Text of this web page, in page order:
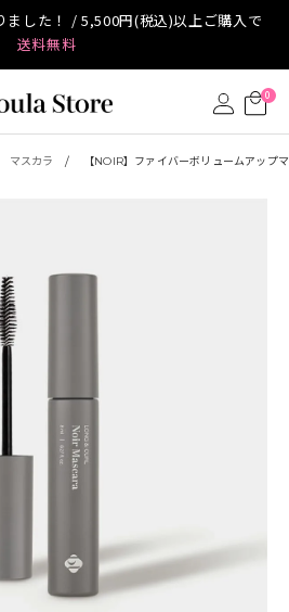
ました！ / 5,500円(税込)以上ご購入で
送料無料
0
マスカラ 【NOIR】ファイバーボリュームアップ